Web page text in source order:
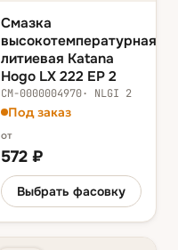
Смазка
высокотемпературная
литиевая Katana
Hogo LX 222 EP 2
СМ-0000004970· NLGI 2
Под заказ
от
572 ₽
Выбрать фасовку